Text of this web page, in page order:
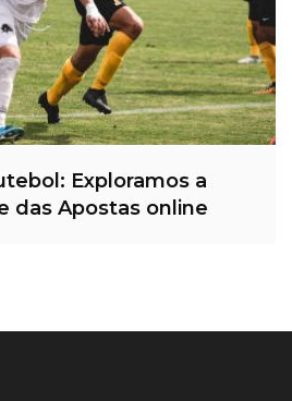
Exploramos a
das Apostas online